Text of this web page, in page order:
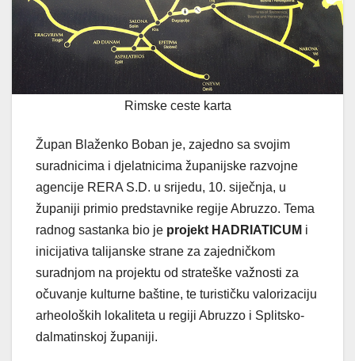
Rimske ceste karta
Župan Blaženko Boban je, zajedno sa svojim
suradnicima i djelatnicima županijske razvojne
agencije RERA S.D. u srijedu, 10. siječnja, u
županiji primio predstavnike regije Abruzzo. Tema
radnog sastanka bio je projekt HADRIATICUM i
inicijativa talijanske strane za zajedničkom
suradnjom na projektu od strateške važnosti za
očuvanje kulturne baštine, te turističku valorizaciju
arheoloških lokaliteta u regiji Abruzzo i Splitsko-
dalmatinskoj županiji.